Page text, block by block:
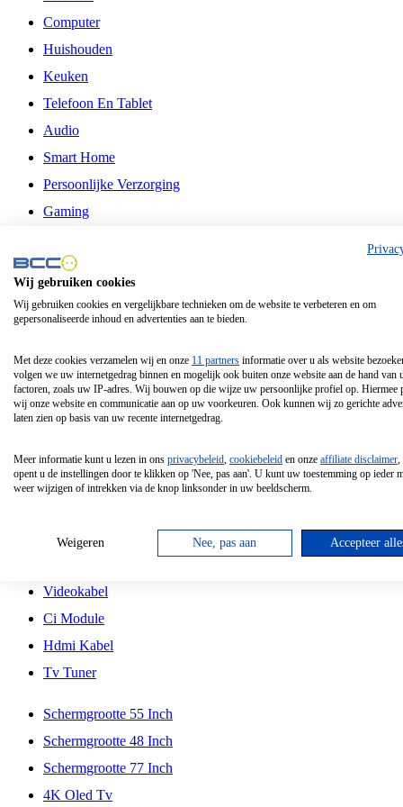
Computer
Huishouden
Keuken
Telefoon En Tablet
Audio
Smart Home
Persoonlijke Verzorging
Gaming
Philips
Schermgrootte 24 Inch
Schermgrootte 85 Inch
Schermgrootte 98 Inch
Tcl
Hd Led Tv
Antennekabel
Videokabel
Ci Module
Hdmi Kabel
Tv Tuner
Schermgrootte 55 Inch
Schermgrootte 48 Inch
Schermgrootte 77 Inch
4K Oled Tv
Wij gebruiken cookies
Wij gebruiken cookies en vergelijkbare technieken om de website te verbeteren en om
gepersonaliseerde inhoud en advertenties aan te bieden.
Met deze cookies verzamelen wij en onze 11 partners informatie over u als website
volgen we uw internetgedrag binnen en mogelijk ook buiten onze website aan de hand van
factoren, zoals uw IP-adres. Wij bouwen op die wijze uw persoonlijke profiel op. Hiermee
wij onze website en communicatie aan op uw voorkeuren. Ook kunnen wij zo gerichte
laten zien op basis van uw recente internetgedrag.
Meer informatie kunt u lezen in ons privacybeleid, cookiebeleid en onze affiliate disclaimer,
opent u de instellingen door te klikken op 'Nee, pas aan'. U kunt uw toestemming op ieder
weer wijzigen of intrekken via de knop linksonder in uw beeldscherm.
Weigeren Nee, pas aan Accepteer